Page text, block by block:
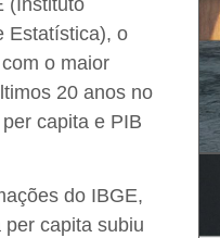
Estatística), o
o maior
20 anos no
capita e PIB
do IBGE,
capita subiu